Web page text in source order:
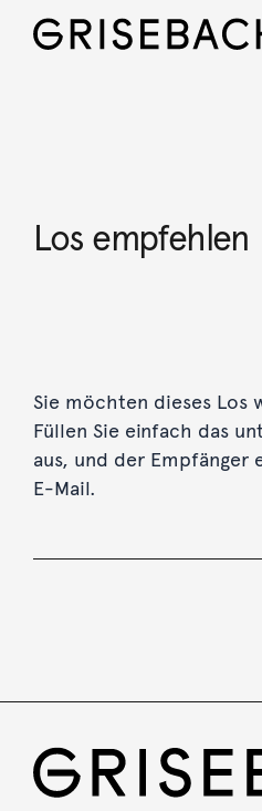
Los empfehlen
Sie möchten dieses Los
Füllen Sie einfach das
aus, und der Empfänger
E-Mail.